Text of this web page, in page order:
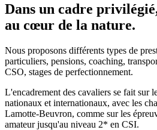
Dans un cadre
au cœur de la nature.
Nous proposons différents types de
particuliers, pensions, coaching,
CSO, stages de perfectionnement.
L'encadrement des cavaliers se fait sur
nationaux et internationaux, avec les
Lamotte-Beuvron, comme sur les
amateur jusqu'au niveau 2* en CSI.